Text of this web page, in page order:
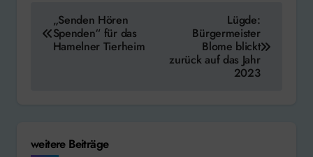
Beitragsnavigation
„Senden Hören
Spenden“ für das
Hamelner Tierheim
Lügde:
Bürgermeister
Blome blickt
zurück auf das Jahr
2023
weitere Beiträge